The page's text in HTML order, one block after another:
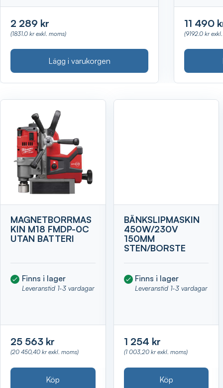
2 289 kr
(1831.0 kr exkl. moms)
Lägg i varukorgen
11 490
(9192.0 kr
MAGNETBORRMAS
KIN M18 FMDP-0C
UTAN BATTERI
Finns i lager
Leveranstid 1-3 vardagar
25 563 kr
(20 450,40 kr exkl. moms)
Köp
BÄNKSLIPMASKIN
450W/230V
150MM
STEN/BORSTE
Finns i lager
Leveranstid 1-3 vardagar
1 254 kr
(1 003,20 kr exkl. moms)
Köp